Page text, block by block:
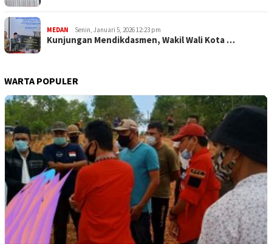
MEDAN Senin, Januari 5, 2026 12:23 pm
Kunjungan Mendikdasmen, Wakil Wali Kota …
WARTA POPULER